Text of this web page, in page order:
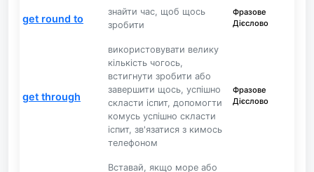
get round to
знайти час, щоб щось
зробити
Фразове
Дієслово
get through
використовувати велику
кількість чогось,
встигнути зробити або
завершити щось, успішно
скласти іспит, допомогти
комусь успішно скласти
іспит, зв'язатися з кимось
телефоном
Фразове
Дієслово
Вставай, якщо море або